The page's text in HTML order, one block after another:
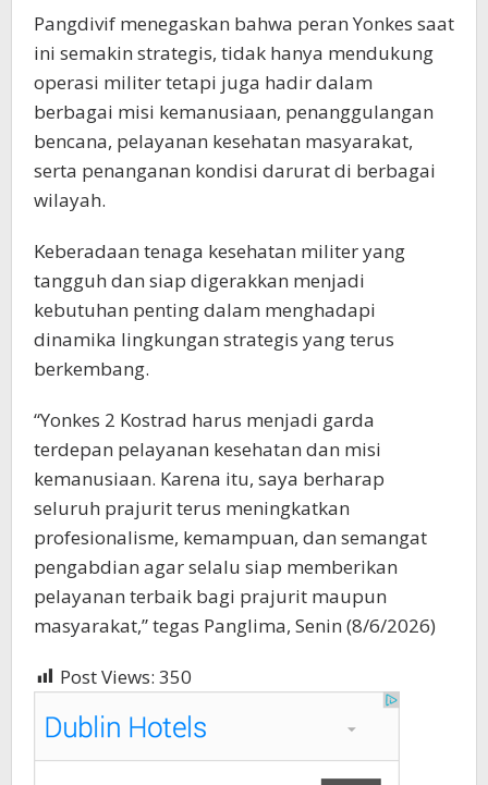
Pangdivif menegaskan bahwa peran Yonkes saat
ini semakin strategis, tidak hanya mendukung
operasi militer tetapi juga hadir dalam
berbagai misi kemanusiaan, penanggulangan
bencana, pelayanan kesehatan masyarakat,
serta penanganan kondisi darurat di berbagai
wilayah.
Keberadaan tenaga kesehatan militer yang
tangguh dan siap digerakkan menjadi
kebutuhan penting dalam menghadapi
dinamika lingkungan strategis yang terus
berkembang.
“Yonkes 2 Kostrad harus menjadi garda
terdepan pelayanan kesehatan dan misi
kemanusiaan. Karena itu, saya berharap
seluruh prajurit terus meningkatkan
profesionalisme, kemampuan, dan semangat
pengabdian agar selalu siap memberikan
pelayanan terbaik bagi prajurit maupun
masyarakat,” tegas Panglima, Senin (8/6/2026)
Post Views: 350